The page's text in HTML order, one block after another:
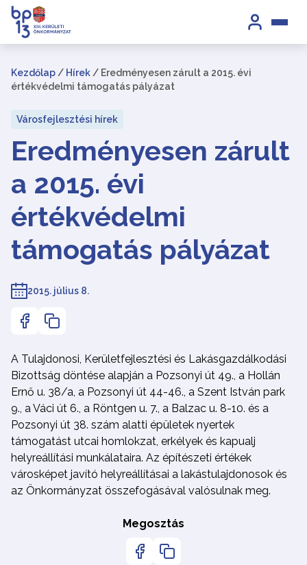
Kezdőlap / Hírek / Eredményesen zárult a 2015. évi
értékvédelmi támogatás pályázat
Városfejlesztési hírek
Eredményesen zárult
a 2015. évi
értékvédelmi
támogatás pályázat
2015. július 8.
A Tulajdonosi, Kerületfejlesztési és Lakásgazdálkodási
Bizottság döntése alapján a Pozsonyi út 49., a Hollán
Ernő u. 38/a, a Pozsonyi út 44-46., a Szent István park
9., a Váci út 6., a Röntgen u. 7., a Balzac u. 8-10. és a
Pozsonyi út 38. szám alatti épületek nyertek
támogatást utcai homlokzat, erkélyek és kapualj
helyreállítási munkálataira. Az építészeti értékek
városképet javító helyreállításai a lakástulajdonosok és
az Önkormányzat összefogásával valósulnak meg.
Megosztás